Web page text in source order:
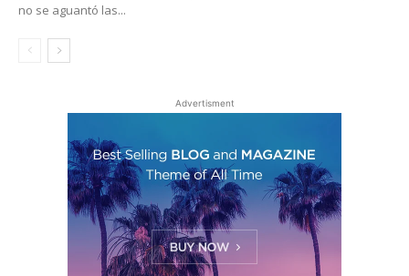
no se aguantó las...
Advertisment